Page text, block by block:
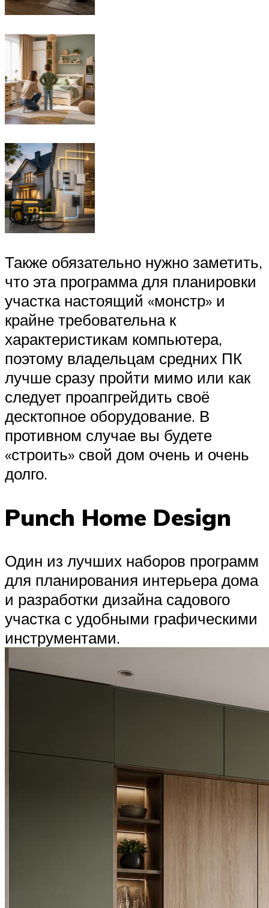
Также обязательно нужно заметить,
что эта программа для планировки
участка настоящий «монстр» и
крайне требовательна к
характеристикам компьютера,
поэтому владельцам средних ПК
лучше сразу пройти мимо или как
следует проапгрейдить своё
десктопное оборудование. В
противном случае вы будете
«строить» свой дом очень и очень
долго.
Punch Home Design
Один из лучших наборов программ
для планирования интерьера дома
и разработки дизайна садового
участка с удобными графическими
инструментами.